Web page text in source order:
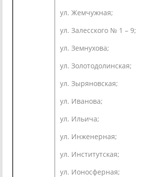
ул. Жемчужная;
ул. Залесского № 1 – 9;
ул. Земнухова;
ул. Золотодолинская;
ул. Зыряновская;
ул. Иванова;
ул. Ильича;
ул. Инженерная;
ул. Институтская;
ул. Ионосферная;